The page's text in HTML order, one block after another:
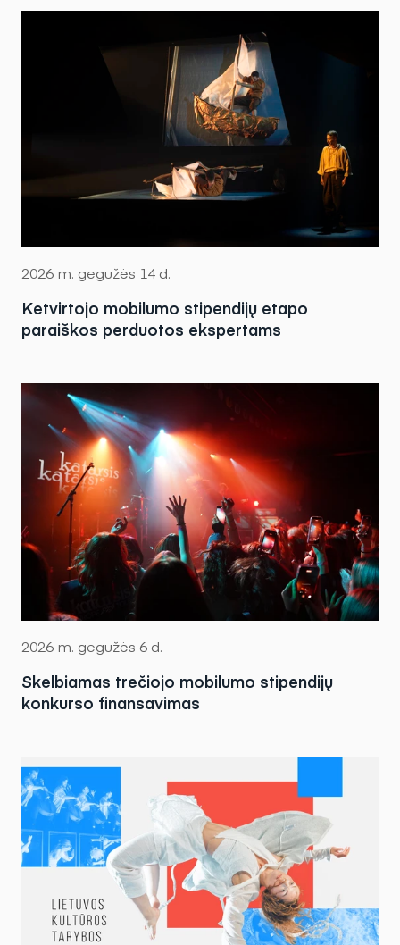
2026 m. gegužės 14 d.
Ketvirtojo mobilumo stipendijų etapo
paraiškos perduotos ekspertams
2026 m. gegužės 6 d.
Skelbiamas trečiojo mobilumo stipendijų
konkurso finansavimas